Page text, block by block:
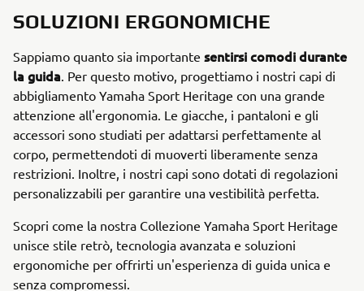
SOLUZIONI ERGONOMICHE
Sappiamo quanto sia importante sentirsi comodi durante
la guida. Per questo motivo, progettiamo i nostri capi di
abbigliamento Yamaha Sport Heritage con una grande
attenzione all'ergonomia. Le giacche, i pantaloni e gli
accessori sono studiati per adattarsi perfettamente al
corpo, permettendoti di muoverti liberamente senza
restrizioni. Inoltre, i nostri capi sono dotati di regolazioni
personalizzabili per garantire una vestibilità perfetta.
Scopri come la nostra Collezione Yamaha Sport Heritage
unisce stile retrò, tecnologia avanzata e soluzioni
ergonomiche per offrirti un'esperienza di guida unica e
senza compromessi.